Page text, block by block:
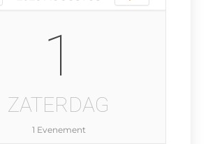
1
ZATERDAG
1 Evenement